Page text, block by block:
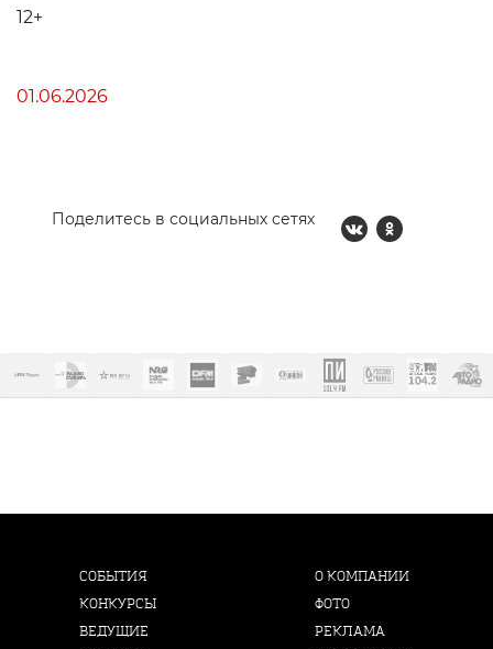
12+
01.06.2026
Поделитесь в социальных сетях
СОБЫТИЯ
КОНКУРСЫ
ВЕДУЩИЕ
О КОМПАНИИ
ФОТО
РЕКЛАМА